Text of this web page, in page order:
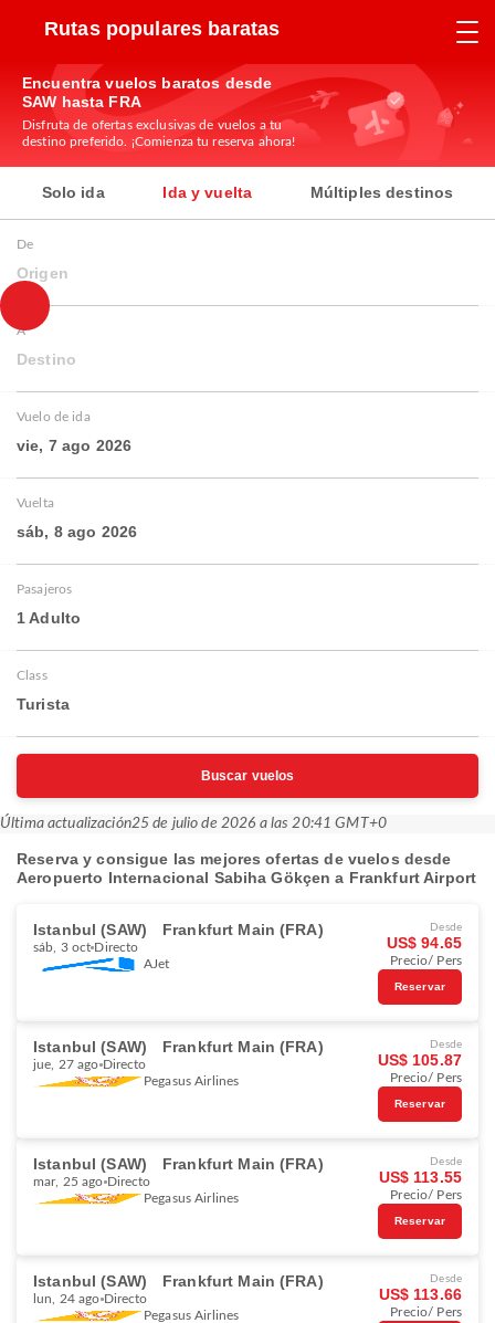
Rutas populares baratas
Encuentra vuelos baratos desde
SAW hasta FRA
Disfruta de ofertas exclusivas de vuelos a tu
destino preferido. ¡Comienza tu reserva ahora!
Solo ida Ida y vuelta Múltiples destinos
De
Origen
A
Destino
Vuelo de ida
vie, 7 ago 2026
Vuelta
sáb, 8 ago 2026
Pasajeros
1 Adulto
Class
Turista
Buscar vuelos
Última actualización25 de julio de 2026 a las 20:41 GMT+0
Reserva y consigue las mejores ofertas de vuelos desde
Aeropuerto Internacional Sabiha Gökçen a Frankfurt Airport
Istanbul (SAW) Frankfurt Main (FRA)
sáb, 3 oct Directo
AJet
Desde
US$ 94.65
Precio/ Pers
Reservar
Istanbul (SAW) Frankfurt Main (FRA)
jue, 27 ago Directo
Pegasus Airlines
Desde
US$ 105.87
Precio/ Pers
Reservar
Istanbul (SAW) Frankfurt Main (FRA)
mar, 25 ago Directo
Pegasus Airlines
Desde
US$ 113.55
Precio/ Pers
Reservar
Istanbul (SAW) Frankfurt Main (FRA)
lun, 24 ago Directo
Pegasus Airlines
Desde
US$ 113.66
Precio/ Pers